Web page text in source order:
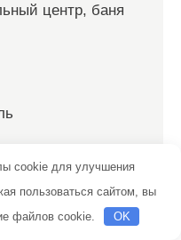
центр, баня
cookie для улучшения
пользоваться сайтом, вы
файлов cookie.
OK